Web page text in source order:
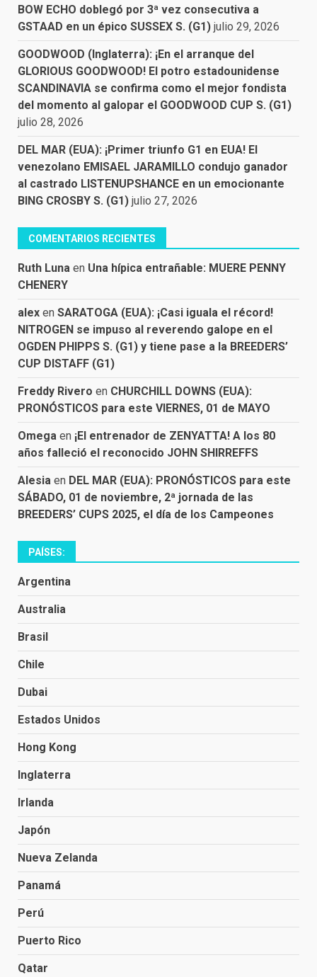
BOW ECHO doblegó por 3ª vez consecutiva a
GSTAAD en un épico SUSSEX S. (G1) julio 29, 2026
GOODWOOD (Inglaterra): ¡En el arranque del
GLORIOUS GOODWOOD! El potro estadounidense
SCANDINAVIA se confirma como el mejor fondista
del momento al galopar el GOODWOOD CUP S. (G1)
julio 28, 2026
DEL MAR (EUA): ¡Primer triunfo G1 en EUA! El
venezolano EMISAEL JARAMILLO condujo ganador
al castrado LISTENUPSHANCE en un emocionante
BING CROSBY S. (G1) julio 27, 2026
COMENTARIOS RECIENTES
Ruth Luna en Una hípica entrañable: MUERE PENNY
CHENERY
alex en SARATOGA (EUA): ¡Casi iguala el récord!
NITROGEN se impuso al reverendo galope en el
OGDEN PHIPPS S. (G1) y tiene pase a la BREEDERS’
CUP DISTAFF (G1)
Freddy Rivero en CHURCHILL DOWNS (EUA):
PRONÓSTICOS para este VIERNES, 01 de MAYO
Omega en ¡El entrenador de ZENYATTA! A los 80
años falleció el reconocido JOHN SHIRREFFS
Alesia en DEL MAR (EUA): PRONÓSTICOS para este
SÁBADO, 01 de noviembre, 2ª jornada de las
BREEDERS’ CUPS 2025, el día de los Campeones
PAÍSES:
Argentina
Australia
Brasil
Chile
Dubai
Estados Unidos
Hong Kong
Inglaterra
Irlanda
Japón
Nueva Zelanda
Panamá
Perú
Puerto Rico
Qatar